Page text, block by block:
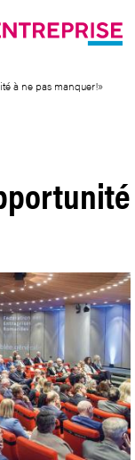
à ne pas manquer!»